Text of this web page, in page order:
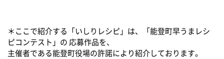
＊ここで紹介する「いしりレシピ」は、「能登町早うまレシ
ピコンテスト」の 応募作品を、
主催者である能登町役場の許諾により紹介しております。